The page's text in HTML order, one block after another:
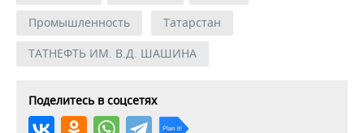
ВОДНЫЕ ВИДЫ СПОРТА
ОБРАЗОВАНИЕ
Промышленность
Татарстан
ТАТНЕФТЬ ИМ. В.Д. ШАШИНА
Поделитесь в соцсетях